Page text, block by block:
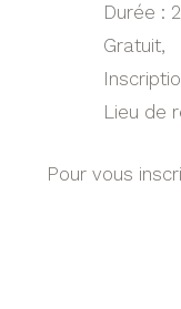
Durée :
Gratuit,
Lieu de
Pour vous